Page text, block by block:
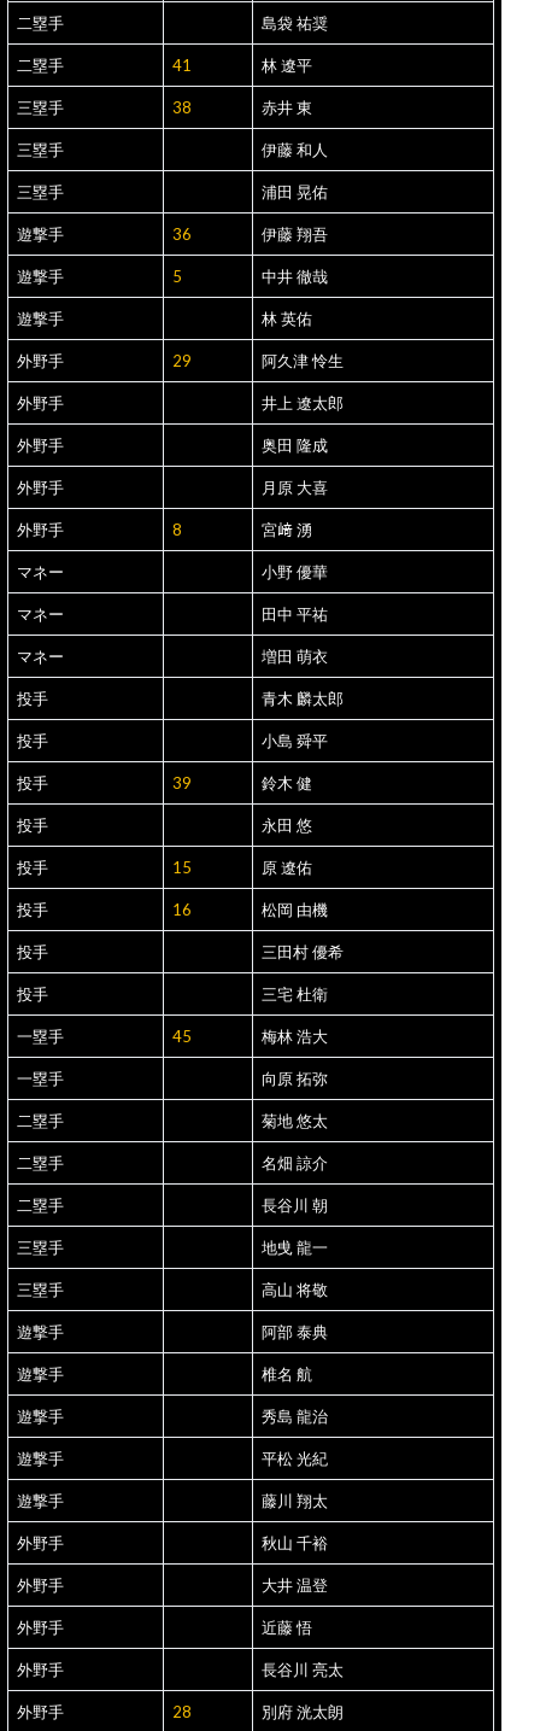
二塁手 島袋 祐奨
二塁手 41 林 遼平
三塁手 38 赤井 東
三塁手 伊藤 和人
三塁手 浦田 晃佑
遊撃手 36 伊藤 翔吾
遊撃手 5 中井 徹哉
遊撃手 林 英佑
外野手 29 阿久津 怜生
外野手 井上 遼太郎
外野手 奥田 隆成
外野手 月原 大喜
外野手 8 宮﨑 湧
マネー 小野 優華
マネー 田中 平祐
マネー 増田 萌衣
投手 青木 麟太郎
投手 小島 舜平
投手 39 鈴木 健
投手 永田 悠
投手 15 原 遼佑
投手 16 松岡 由機
投手 三田村 優希
投手 三宅 杜衛
一塁手 45 梅林 浩大
一塁手 向原 拓弥
二塁手 菊地 悠太
二塁手 名畑 諒介
二塁手 長谷川 朝
三塁手 地曵 龍一
三塁手 高山 将敬
遊撃手 阿部 泰典
遊撃手 椎名 航
遊撃手 秀島 龍治
遊撃手 平松 光紀
遊撃手 藤川 翔太
外野手 秋山 千裕
外野手 大井 温登
外野手 近藤 悟
外野手 長谷川 亮太
外野手 28 別府 洸太朗